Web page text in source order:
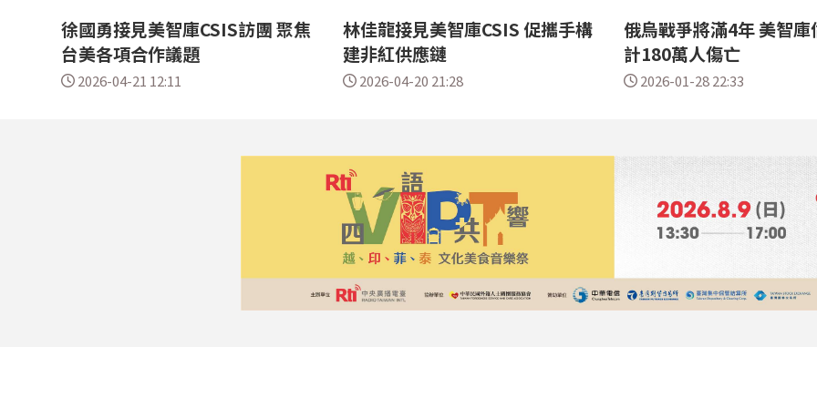
徐國勇接見美智庫CSIS訪團 聚焦
台美各項合作議題
2026-04-21 12:11
林佳龍接見美智庫CSIS 促攜手構
建非紅供應鏈
2026-04-20 21:28
俄烏戰爭將滿4年 美智庫
計180萬人傷亡
2026-01-28 22:33